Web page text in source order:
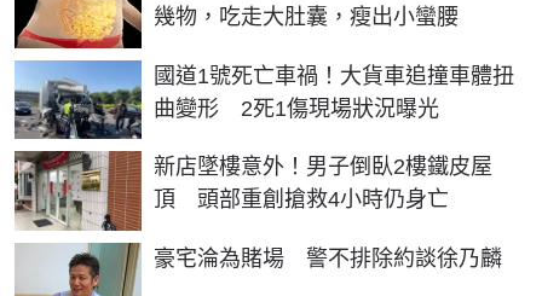
幾物，吃走大肚囊，瘦出小蠻腰
國道1號死亡車禍！大貨車追撞車體扭
曲變形 2死1傷現場狀況曝光
新店墜樓意外！男子倒臥2樓鐵皮屋
頂 頭部重創搶救4小時仍身亡
豪宅淪為賭場 警不排除約談徐乃麟